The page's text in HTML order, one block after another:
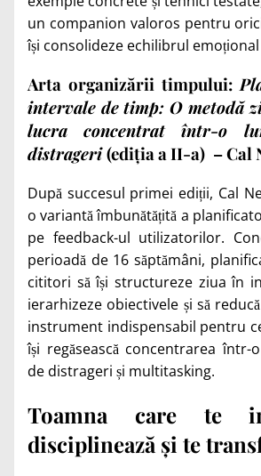
un companion valoros pentru
își consolideze echilibrul
Arta organizării timpului:
intervale de timp: O metodă
lucra concentrat într-o
distrageri (ediția a II-a) – Cal
După succesul primei ediții, Cal
o variantă îmbunătățită a
pe feedback-ul utilizatorilor.
perioadă de 16 săptămâni,
cititori să își structureze ziua în
ierarhizeze obiectivele și să
instrument indispensabil pentru
își regăsească concentrarea într-
de distrageri și multitasking.
Toamna care te
disciplinează și te